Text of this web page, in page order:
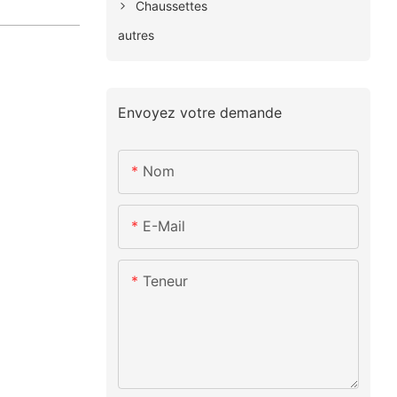
Chaussettes
autres
Envoyez votre demande
Nom
E-Mail
Teneur